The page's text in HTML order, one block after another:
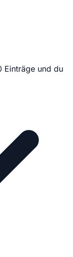
Einträge und du